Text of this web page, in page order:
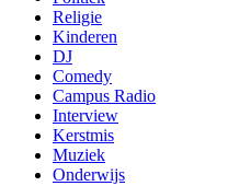
Religie
Kinderen
DJ
Comedy
Campus Radio
Interview
Kerstmis
Muziek
Onderwijs